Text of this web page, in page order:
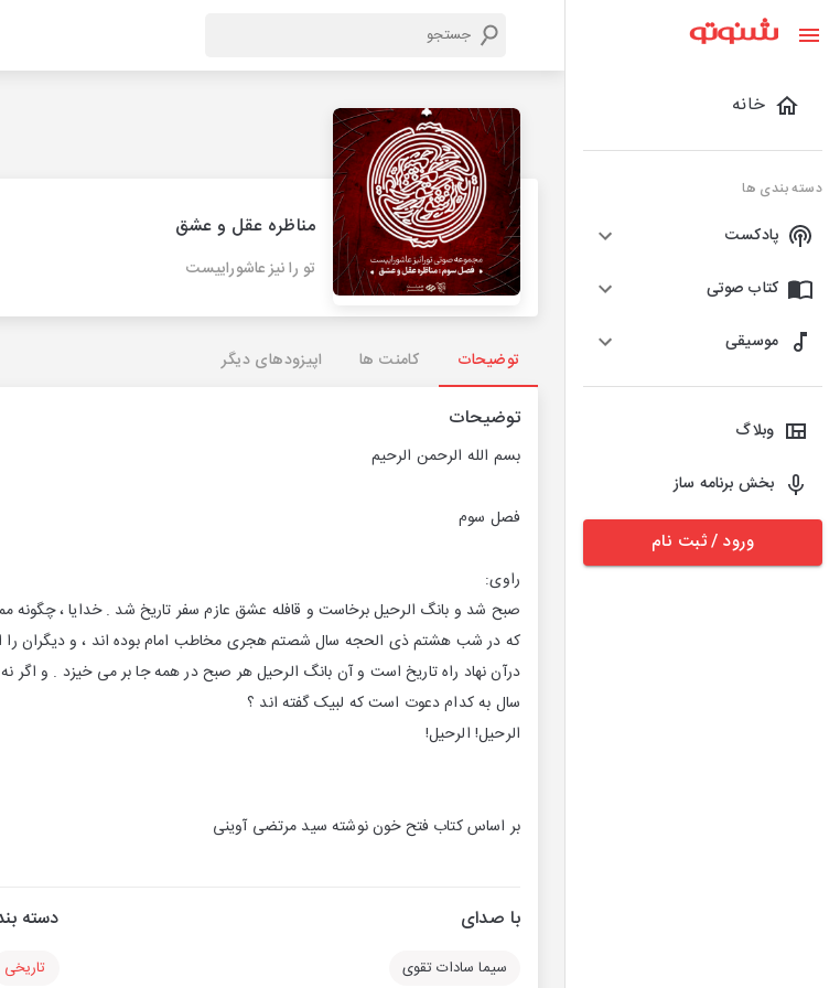
خانه
دسته بندی ها
پادکست
کتاب صوتی
موسیقی
وبلاگ
بخش برنامه ساز
ورود / ثبت نام
مناظره عقل و عشق
تو را نیز عاشوراییست
توضیحات کامنت ها اپیزودهای دیگر
توضیحات
بسم الله الرحمن الرحیم
فصل سوم
راوی:
صبح شد و بانگ الرحیل برخاست و قافله عشق عازم سفر تاریخ شد . خدایا ،
که در شب هشتم ذی الحجه سال شصتم هجری مخاطب امام بوده اند ، و دیگران را
درآن نهاد راه تاریخ است و آن بانگ الرحیل هر صبح در همه جا بر می خیزد . و اگر
سال به کدام دعوت است که لبیک گفته اند ؟
الرحیل! الرحیل!
بر اساس کتاب فتح خون نوشته سید مرتضی آوینی
با صدای
سیما سادات تقوی
دسته
تاریخی